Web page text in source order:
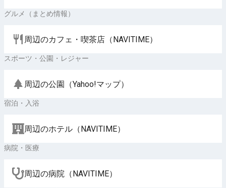
グルメ（まとめ情報）
周辺のカフェ・喫茶店（NAVITIME）
スポーツ・公園・レジャー
周辺の公園（Yahoo!マップ）
宿泊・入浴
周辺のホテル（NAVITIME）
病院・医療
周辺の病院（NAVITIME）